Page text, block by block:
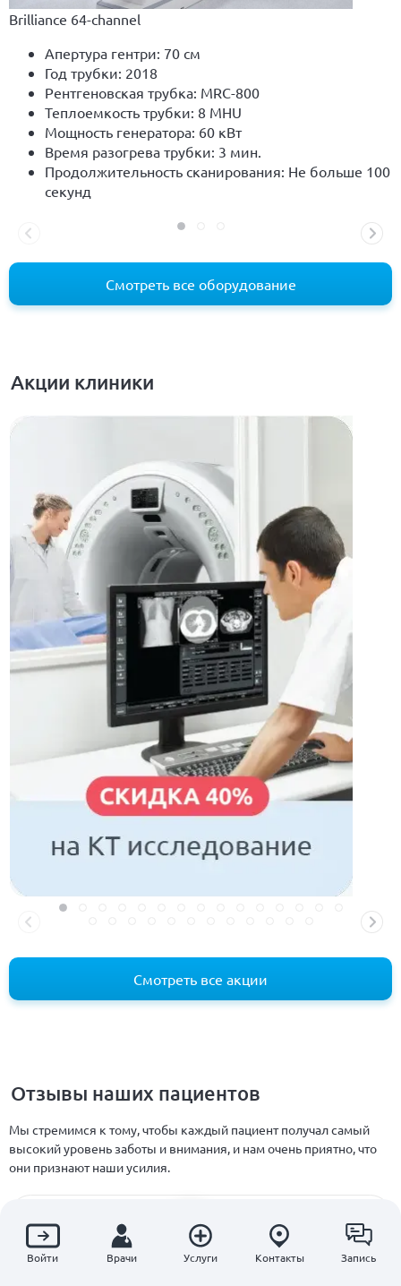
Смотреть все оборудование
Brilliance 64-channel
Апертура гентри: 70 см
Год трубки: 2018
Рентгеновская трубка: MRC-800
Теплоемкость трубки: 8 MHU
Мощность генератора: 60 кВт
Время разогрева трубки: 3 мин.
Продолжительность сканирования: Не больше 100
секунд
Акции клиники
Смотреть все акции
Отзывы наших пациентов
Мы стремимся к тому, чтобы каждый пациент получал самый
высокий уровень заботы и внимания, и нам очень приятно, что
они признают наши усилия.
5.0
Войти Врачи Услуги Контакты Запись